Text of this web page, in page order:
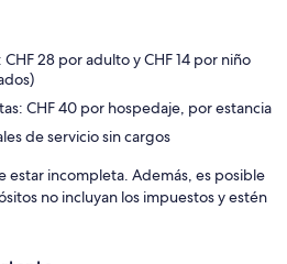
28 por adulto y CHF 14 por niño
CHF 40 por hospedaje, por estancia
de servicio sin cargos
estar incompleta. Además, es posible
no incluyan los impuestos y estén